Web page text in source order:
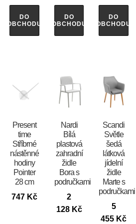
DO
OBCHODU
DO
OBCHODU
DO
OBCHODU
Present
time
Stříbrné
nástěnné
hodiny
Pointer
28 cm
747 Kč
Nardi
Bílá
plastová
zahradní
židle
Bora s
područkami
2
128 Kč
Scandi
Světle
šedá
látková
jídelní
židle
Marte s
područkami
5
455 Kč